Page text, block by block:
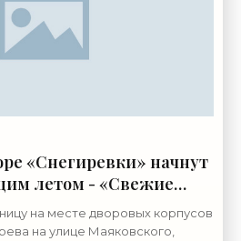
«Снегиревки» начнут
летом - «Свежие
на месте дворовых корпусов
на улице Маяковского,